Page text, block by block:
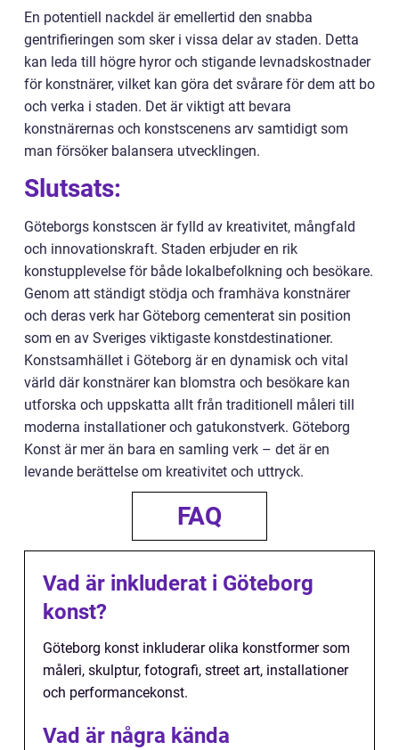
En potentiell nackdel är emellertid den snabba
gentrifieringen som sker i vissa delar av staden. Detta
kan leda till högre hyror och stigande levnadskostnader
för konstnärer, vilket kan göra det svårare för dem att bo
och verka i staden. Det är viktigt att bevara
konstnärernas och konstscenens arv samtidigt som
man försöker balansera utvecklingen.
Slutsats:
Göteborgs konstscen är fylld av kreativitet, mångfald
och innovationskraft. Staden erbjuder en rik
konstupplevelse för både lokalbefolkning och besökare.
Genom att ständigt stödja och framhäva konstnärer
och deras verk har Göteborg cementerat sin position
som en av Sveriges viktigaste konstdestinationer.
Konstsamhället i Göteborg är en dynamisk och vital
värld där konstnärer kan blomstra och besökare kan
utforska och uppskatta allt från traditionell måleri till
moderna installationer och gatukonstverk. Göteborg
Konst är mer än bara en samling verk – det är en
levande berättelse om kreativitet och uttryck.
FAQ
Vad är inkluderat i Göteborg
konst?
Göteborg konst inkluderar olika konstformer som
måleri, skulptur, fotografi, street art, installationer
och performancekonst.
Vad är några kända